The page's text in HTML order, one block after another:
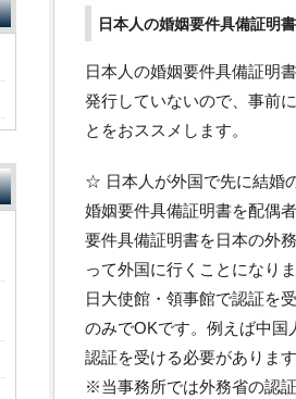
日本人の婚姻要件具備証明
日本人の婚姻要件具備証明
発行していないので、事前
とをおススメします。
☆ 日本人が外国で先に結婚
婚姻要件具備証明書を配偶
要件具備証明書を日本の外
って外国に行くことになり
日大使館・領事館で認証を
のみでOKです。例えば中国
認証を受ける必要があります
※当事務所では外務省の認